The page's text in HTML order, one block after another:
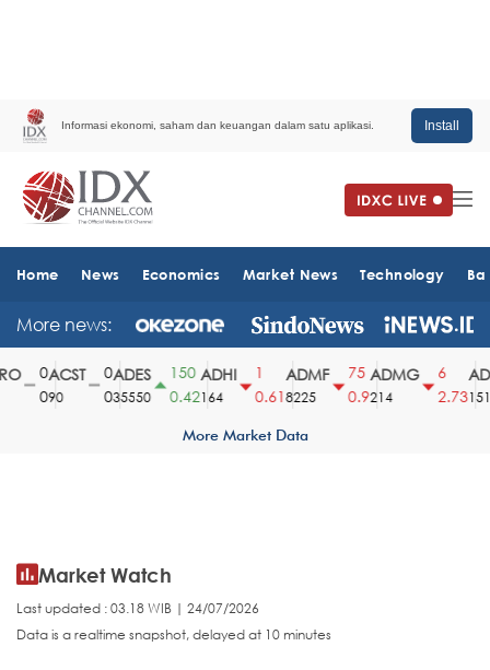
Informasi ekonomi, saham dan keuangan dalam satu aplikasi. Install
Home News Economics Market News Technology
More news:
ACST
90
ADES
35550
150
0.42
ADHI
164
0.61
ADMF
8225
75
0.9
ADMG
214
2.731510
More Market Data
Market Watch
Last updated : 03.18 WIB | 24/07/2026
Data is a realtime snapshot, delayed at 10 minutes